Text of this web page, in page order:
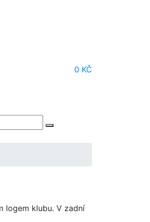
0 KČ
logem klubu. V zadní